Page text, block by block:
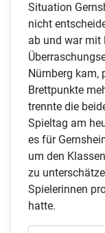
Situation
nicht
ab und war mit
Nürnberg kam,
Brettpunkte
trennte die
Spieltag am
es für
um den
zu
Spielerinnen
hatte.